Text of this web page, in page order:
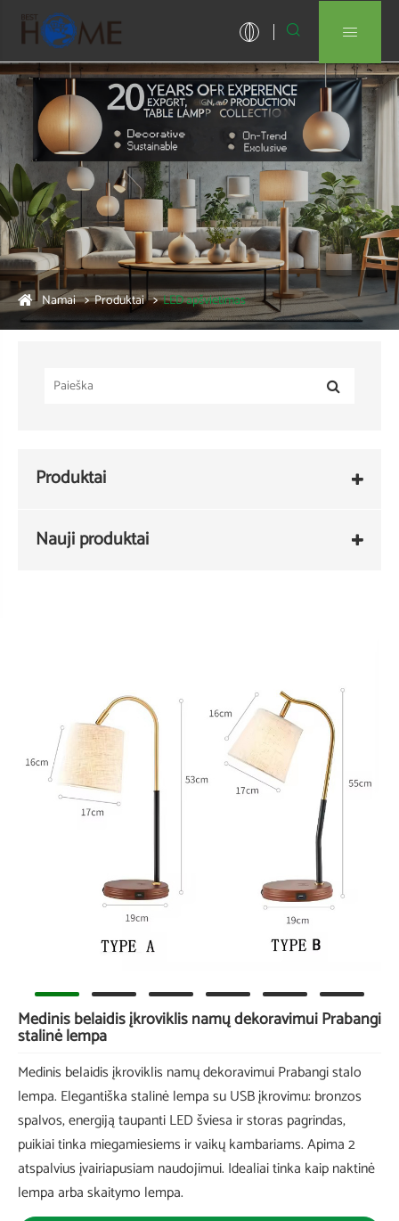
 
Namai Produktai LED apšvietimas
Produktai
Nauji produktai
Medinis belaidis įkroviklis namų dekoravimui Prabangi
stalinė lempa
Medinis belaidis įkroviklis namų dekoravimui Prabangi stalo
lempa. Elegantiška stalinė lempa su USB įkrovimu: bronzos
spalvos, energiją taupanti LED šviesa ir storas pagrindas,
puikiai tinka miegamiesiems ir vaikų kambariams. Apima 2
atspalvius įvairiapusiam naudojimui. Idealiai tinka kaip naktinė
lempa arba skaitymo lempa.